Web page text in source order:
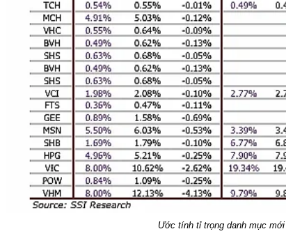
Ước tính tỉ trọng danh mục